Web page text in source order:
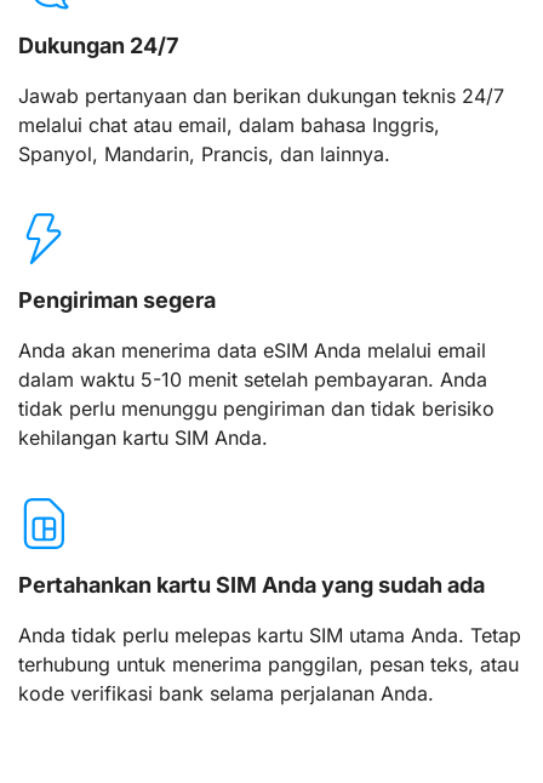
Dukungan 24/7
Jawab pertanyaan dan berikan dukungan teknis 24/7
melalui chat atau email, dalam bahasa Inggris,
Spanyol, Mandarin, Prancis, dan lainnya.
Pengiriman segera
Anda akan menerima data eSIM Anda melalui email
dalam waktu 5-10 menit setelah pembayaran. Anda
tidak perlu menunggu pengiriman dan tidak berisiko
kehilangan kartu SIM Anda.
Pertahankan kartu SIM Anda yang sudah ada
Anda tidak perlu melepas kartu SIM utama Anda. Tetap
terhubung untuk menerima panggilan, pesan teks, atau
kode verifikasi bank selama perjalanan Anda.